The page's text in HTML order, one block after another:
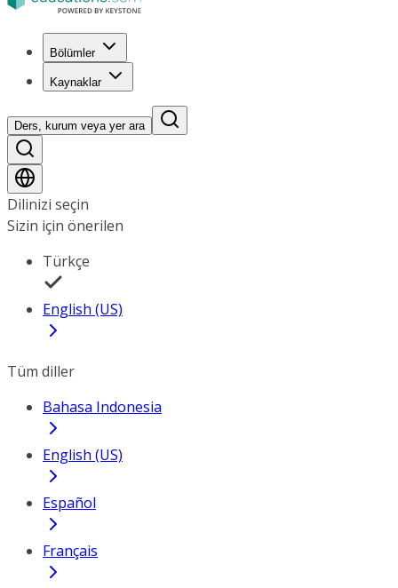
Bölümler
Kaynaklar
Ders, kurum veya yer ara
Dilinizi seçin
Sizin için önerilen
Türkçe
English (US)
Tüm diller
Bahasa Indonesia
English (US)
Español
Français